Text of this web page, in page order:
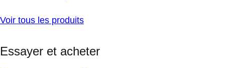
Voir tous les produits
Essayer et acheter